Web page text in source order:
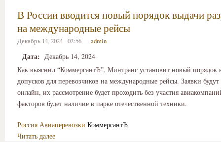
В России вводится новый порядок выдачи
на международные рейсы
Декабрь 14, 2024 - 02:56 —admin
Дата: Декабрь 14, 2024
Как выяснил “КоммерсантЪ”, Минтранс установит новый порядок
допусков для перевозчиков на международные рейсы. Заявки
онлайн, их рассмотрение будет проходить без участия
факторов будет наличие в парке отечественной техники.
Россия Авиаперевозки КоммерсантЪ
Читать далее